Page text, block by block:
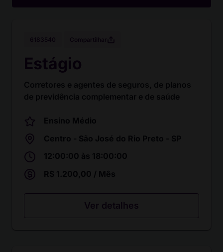
Estágio
Corretores e agentes de seguros, de planos
de previdência complementar e de saúde
Ensino Médio
Centro - São José do Rio Preto - SP
12:00:00 às 18:00:00
R$ 1.200,00 / Mês
Ver detalhes